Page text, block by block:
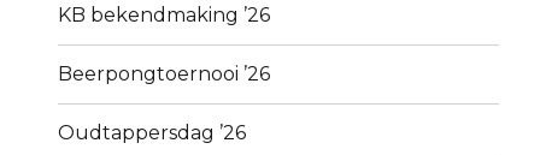
KB bekendmaking ’26
Beerpongtoernooi ’26
Oudtappersdag ’26